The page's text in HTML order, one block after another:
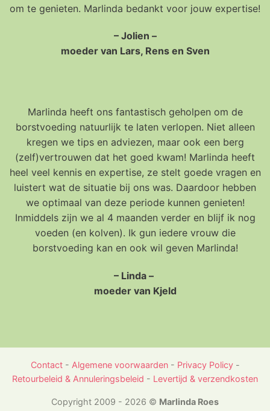
om te genieten. Marlinda bedankt voor jouw expertise!
– Jolien –
moeder van Lars, Rens en Sven
Marlinda heeft ons fantastisch geholpen om de
borstvoeding natuurlijk te laten verlopen. Niet alleen
kregen we tips en adviezen, maar ook een berg
(zelf)vertrouwen dat het goed kwam! Marlinda heeft
heel veel kennis en expertise, ze stelt goede vragen en
luistert wat de situatie bij ons was. Daardoor hebben
we optimaal van deze periode kunnen genieten!
Inmiddels zijn we al 4 maanden verder en blijf ik nog
voeden (en kolven). Ik gun iedere vrouw die
borstvoeding kan en ook wil geven Marlinda!
– Linda –
moeder van Kjeld
Contact - Algemene voorwaarden - Privacy Policy -
Retourbeleid & Annuleringsbeleid - Levertijd & verzendkosten
Copyright 2009 - 2026 © Marlinda Roes